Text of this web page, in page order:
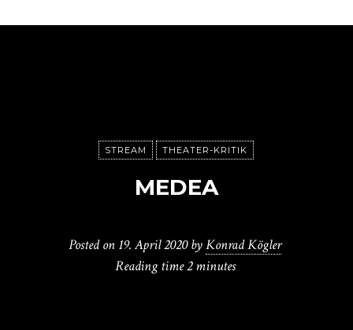
STREAM THEATER-KRITIK
MEDEA
Posted on 19. April 2020 byKonrad Kögler
Reading time2 minutes